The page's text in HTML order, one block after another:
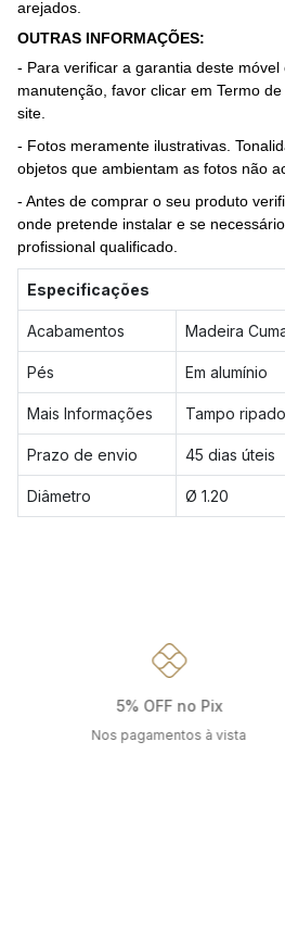
arejados.
OUTRAS INFORMAÇÕES:
- Para verificar a garantia deste móvel
manutenção, favor clicar em Termo
site.
- Fotos meramente ilustrativas.
objetos que ambientam as fotos não
- Antes de comprar o seu produto
onde pretende instalar e se
profissional qualificado.
Especificações
Acabamentos Madeira
Pés Em alumínio
Mais Informações Tampo
Prazo de envio 45 dias úteis
Diâmetro Ø 1.20
5% OFF no Pix
Nos pagamentos à vista